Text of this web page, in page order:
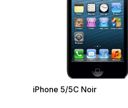
iPhone 5/5C Noir